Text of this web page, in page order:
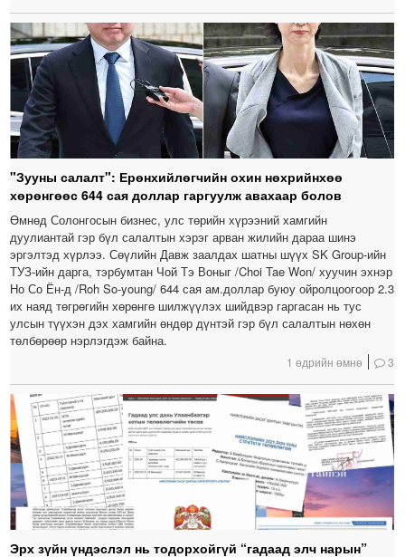
"Зууны салалт": Ерөнхийлөгчийн охин нөхрийнхөө
хөрөнгөөс 644 сая доллар гаргуулж авахаар болов
Өмнөд Солонгосын бизнес, улс төрийн хүрээний хамгийн
дуулиантай гэр бүл салалтын хэрэг арван жилийн дараа шинэ
эргэлтэд хүрлээ. Сөүлийн Давж заалдах шатны шүүх SK Group-ийн
ТУЗ-ийн дарга, тэрбумтан Чой Тэ Воныг /Choi Tae Won/ хуучин эхнэр
Но Со Ён-д /Roh So-young/ 644 сая ам.доллар буюу ойролцоогоор 2.3
их наяд төгрөгийн хөрөнгө шилжүүлэх шийдвэр гаргасан нь тус
улсын түүхэн дэх хамгийн өндөр дүнтэй гэр бүл салалтын нөхөн
төлбөрөөр нэрлэгдэж байна.
1 өдрийн өмнө 3
Эрх зүйн үндэслэл нь тодорхойгүй “гадаад элч нарын”